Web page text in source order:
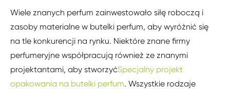
Wiele znanych perfum zainwestowało siłę roboczą i
zasoby materialne w butelki perfum, aby wyróżnić się
na tle konkurencji na rynku. Niektóre znane firmy
perfumeryjne współpracują również ze znanymi
projektantami, aby stworzyćSpecjalny projekt
opakowania na butelki perfum. Wszystkie rodzaje